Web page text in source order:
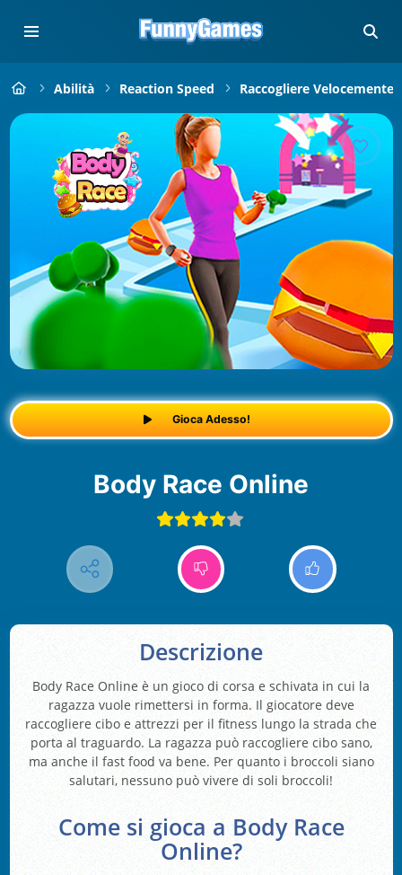
Abilità Reaction Speed Raccogliere Velocemente
Gioca Adesso!
Body Race Online
Descrizione
Body Race Online è un gioco di corsa e schivata in cui la
ragazza vuole rimettersi in forma. Il giocatore deve
raccogliere cibo e attrezzi per il fitness lungo la strada che
porta al traguardo. La ragazza può raccogliere cibo sano,
ma anche il fast food va bene. Per quanto i broccoli siano
salutari, nessuno può vivere di soli broccoli!
Come si gioca a Body Race
Online?